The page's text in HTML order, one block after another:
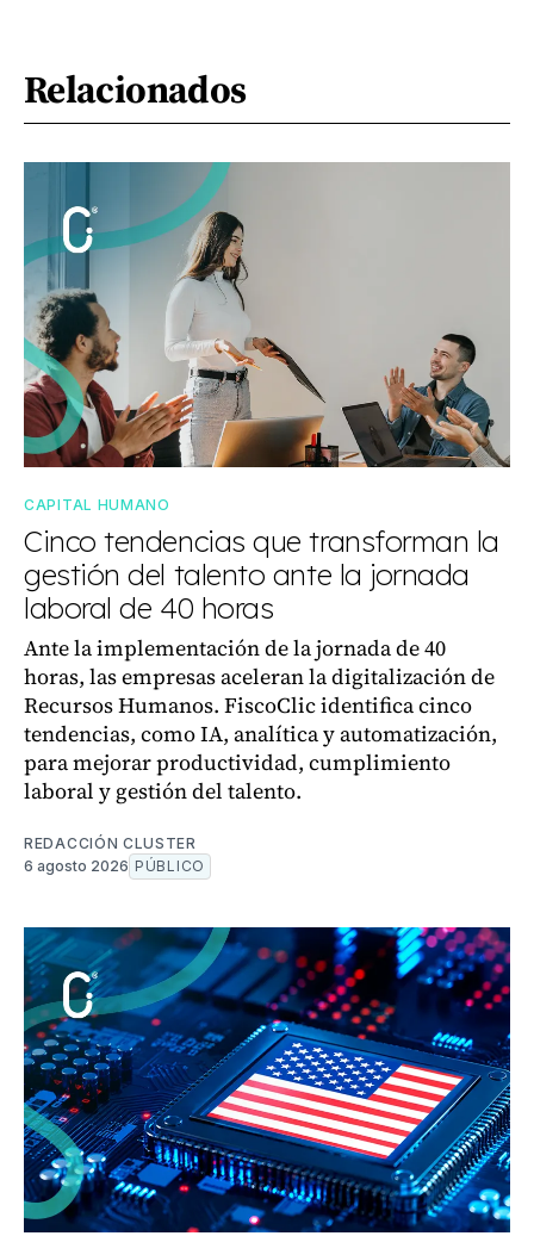
Relacionados
CAPITAL HUMANO
Cinco tendencias que transforman la
gestión del talento ante la jornada
laboral de 40 horas
Ante la implementación de la jornada de 40
horas, las empresas aceleran la digitalización de
Recursos Humanos. FiscoClic identifica cinco
tendencias, como IA, analítica y automatización,
para mejorar productividad, cumplimiento
laboral y gestión del talento.
REDACCIÓN CLUSTER
6 agosto 2026 PÚBLICO